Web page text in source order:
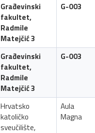
Građevinski
fakultet,
Radmile
Matejčić 3
G-003
Građevinski
fakultet,
Radmile
Matejčić 3
G-003
Hrvatsko
katoličko
sveučilište,
Aula
Magna